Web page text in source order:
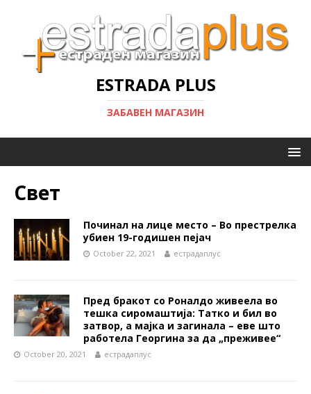
ESTRADA PLUS
ЗАБАВЕН МАГАЗИН
Свет
Починал на лице место – Во престрелка
убиен 19-годишен пејач
October 22, 2021 естрадаплус
Пред бракот со Роналдо живеела во
тешка сиромаштија: Татко и бил во
затвор, а мајка и загинала – еве што
работела Георгина за да „преживее“
October 20, 2021 естрадаплус